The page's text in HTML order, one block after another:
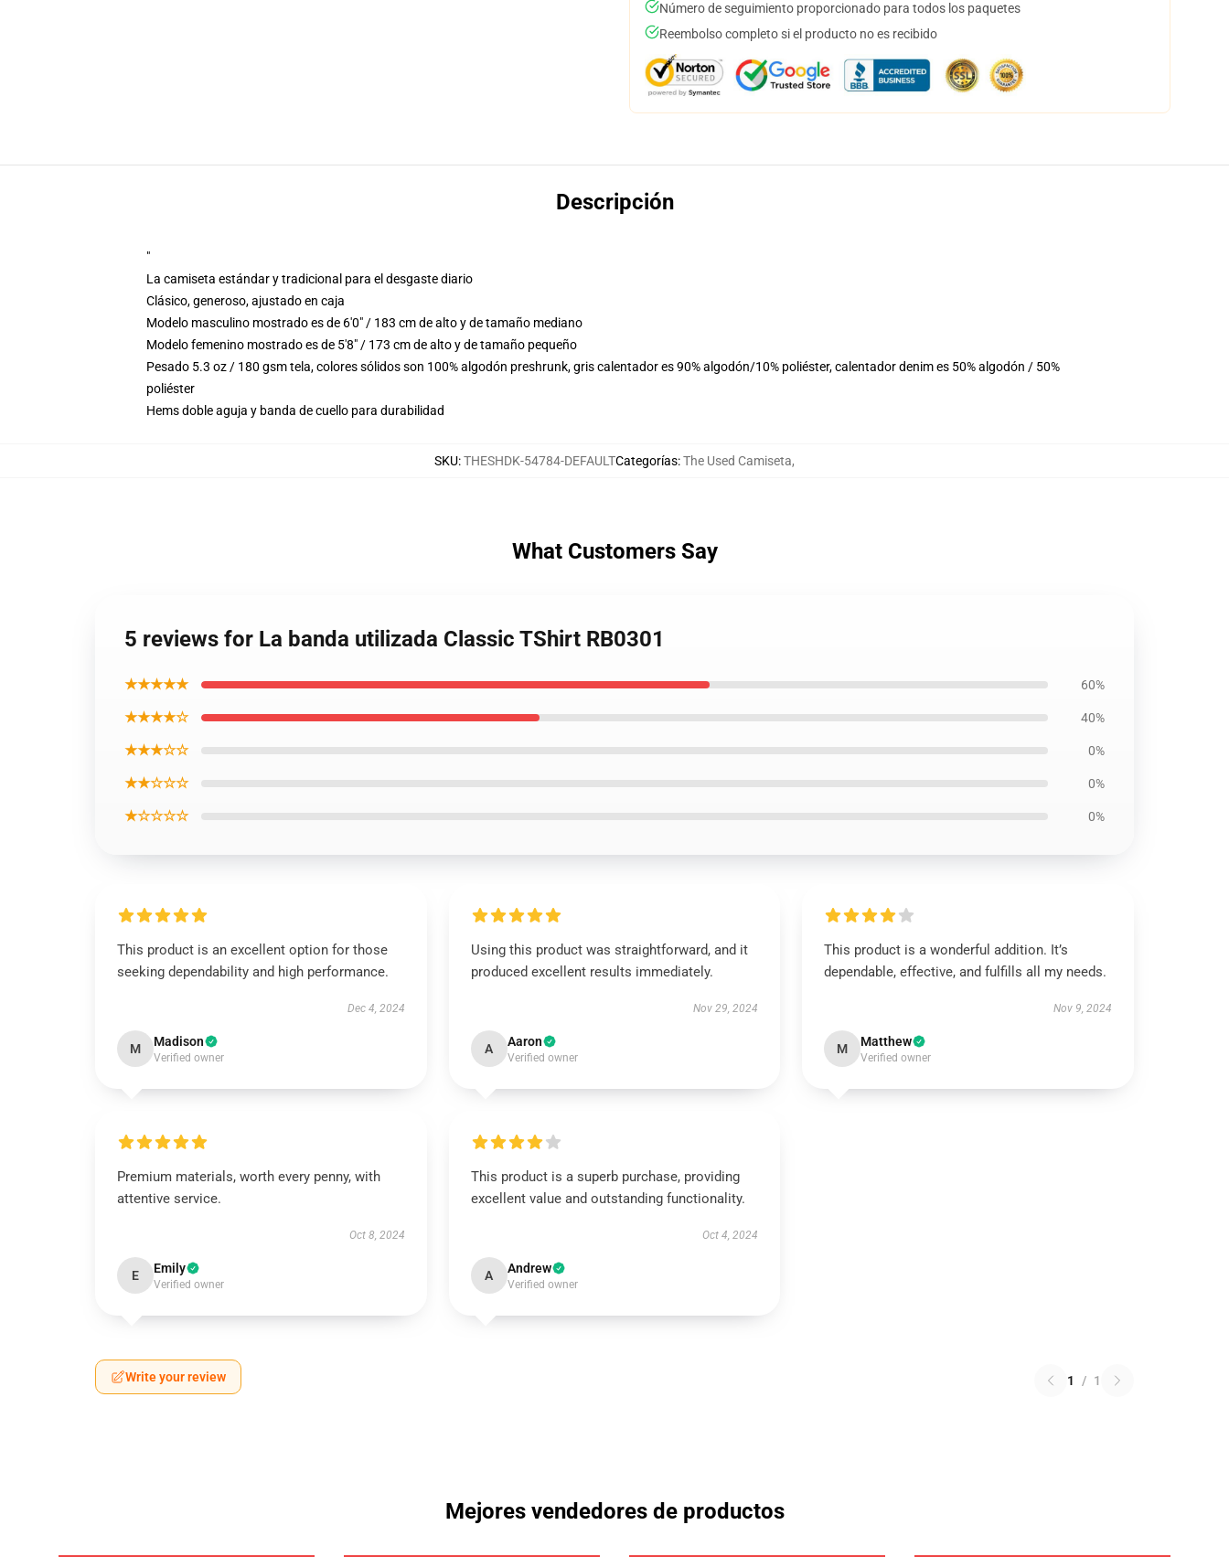
Número de seguimiento proporcionado para todos los paquetes
Reembolso completo si el producto no es recibido
Descripción
"
La camiseta estándar y tradicional para el desgaste diario
Clásico, generoso, ajustado en caja
Modelo masculino mostrado es de 6'0" / 183 cm de alto y de tamaño mediano
Modelo femenino mostrado es de 5'8" / 173 cm de alto y de tamaño pequeño
Pesado 5.3 oz / 180 gsm tela, colores sólidos son 100% algodón preshrunk, gris calentador es 90% algodón/10% poliéster, calentador denim es 50% algodón / 50%
poliéster
Hems doble aguja y banda de cuello para durabilidad
SKU:THESHDK-54784-DEFAULTCategorías:The Used Camiseta,
What Customers Say
5 reviews for La banda utilizada Classic TShirt RB0301
★★★★★ 60%
★★★★☆ 40%
★★★☆☆ 0%
★★☆☆☆ 0%
★☆☆☆☆ 0%
This product is an excellent option for those
seeking dependability and high performance.
Dec 4, 2024
M Madison
Verified owner
Using this product was straightforward, and it
produced excellent results immediately.
Nov 29, 2024
A Aaron
Verified owner
This product is a wonderful addition. It’s
dependable, effective, and fulfills all my needs.
Nov 9, 2024
M Matthew
Verified owner
Premium materials, worth every penny, with
attentive service.
Oct 8, 2024
E Emily
Verified owner
This product is a superb purchase, providing
excellent value and outstanding functionality.
Oct 4, 2024
A Andrew
Verified owner
Write your review 1 / 1
Mejores vendedores de productos